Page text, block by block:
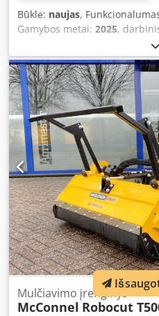
Būklė: naujas,
Gamybos metai: 2025,
,
traktoriams, kurių galia nuo
tvirtinimas cat. II ir minimalus
galios nuėmimo veleną, 540
horizontalus pasiekiamumas
nepriklausoma nuo
kardaninį veleną - Hidraulinė
Hidraulinis svirčio pasukimas
padėtis Codpfox R Ul Nox
plūduriavimo padėtis -
tvirtinimui - Elektrinis
svirtimi NAUJAS įrenginys,
Mulčiavimo įrenginys
McConnel Robocut